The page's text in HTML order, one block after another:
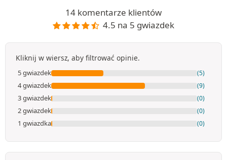
14 komentarze klientów
4.5 na 5 gwiazdek
Kliknij w wiersz, aby filtrować opinie.
5 gwiazdek (5)
4 gwiazdek (9)
3 gwiazdek (0)
2 gwiazdek (0)
1 gwiazdka (0)